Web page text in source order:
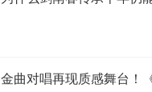
金曲对唱再现质感舞台！